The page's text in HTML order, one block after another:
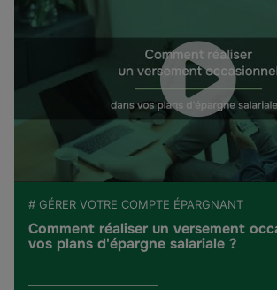
# GÉRER VOTRE COMPTE ÉPARGNANT
Comment réaliser un versement
vos plans d'épargne salariale ?